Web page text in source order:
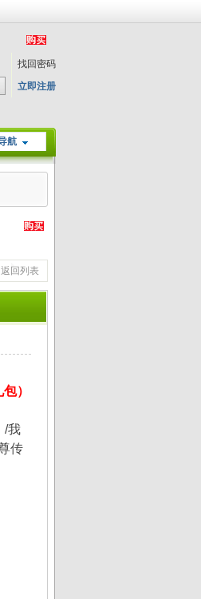
找回密码
立即注册
航
返回列表
）
/我
传